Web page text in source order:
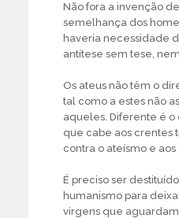
Não fora a invenção
semelhança dos
haveria necessidade
antítese sem tese,
Os ateus não têm o
tal como a estes não
aqueles. Diferente é
que cabe aos crentes
contra o ateísmo e
É preciso ser
humanismo para
virgens que